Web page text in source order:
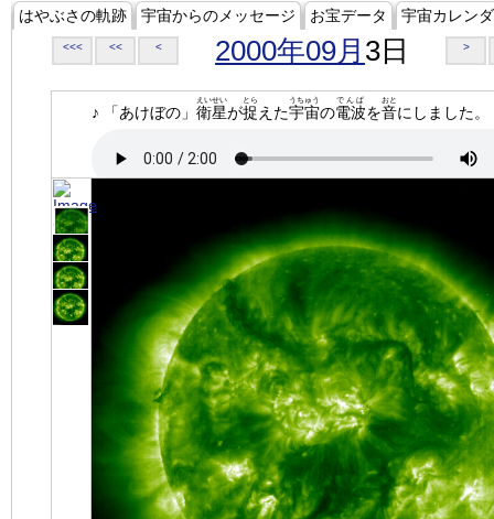
はやぶさの軌跡 宇宙からのメッセージ お宝データ 宇宙カレン
<<< << < 2000年09月 3日 >
♪ 「あけぼの」 衛星
えいせい
が捉
とら
えた宇宙
うちゅう
の電波
でんぱ
を音
おと
にしました。